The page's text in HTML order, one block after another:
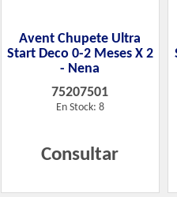
Avent Chupete Ultra
Start Deco 0-2 Meses X 2
- Nena
75207501
En Stock: 8
Consultar